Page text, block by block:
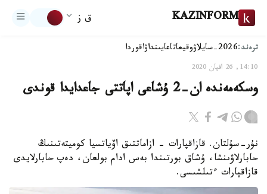
KAZINFORM ق ز
ترەند:2026-سايلاۋ وقيعاتاعايىنداۋاقوردا
14:10, 26 اقپان 2020
وسكەمەندە ان-2 ۇشاعى اپاتتى جاعدايدا قوندى
نۇر-سۇلتان. قازاقپارات - ازاماتتىق اۆياتسيا كوميتەتىنىڭ
حابارلاۋىنشا، ۇشاق بورتىندا بەس ادام بولعان، دەپ حابارلايدى
قازاقپارات ءتىلشىسى.